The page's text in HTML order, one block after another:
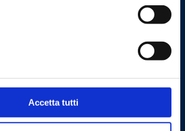
Accetta tutti
Cookie Policy Privacy Policy